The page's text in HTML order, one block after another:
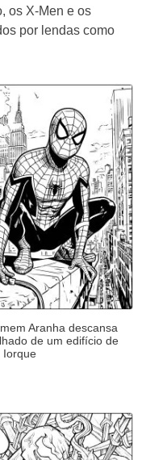
os X-Men e os
por lendas como
Aranha descansa
de um edifício de
Iorque